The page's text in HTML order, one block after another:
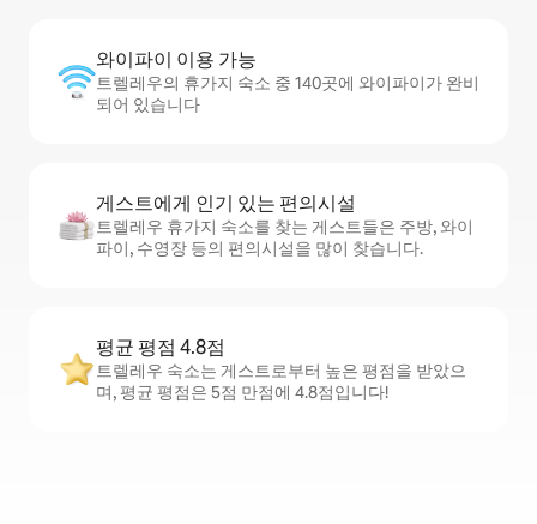
와이파이 이용 가능
트렐레우의 휴가지 숙소 중 140곳에 와이파이가 완비
되어 있습니다
게스트에게 인기 있는 편의시설
트렐레우 휴가지 숙소를 찾는 게스트들은 주방, 와이
파이, 수영장 등의 편의시설을 많이 찾습니다.
평균 평점 4.8점
트렐레우 숙소는 게스트로부터 높은 평점을 받았으
며, 평균 평점은 5점 만점에 4.8점입니다!